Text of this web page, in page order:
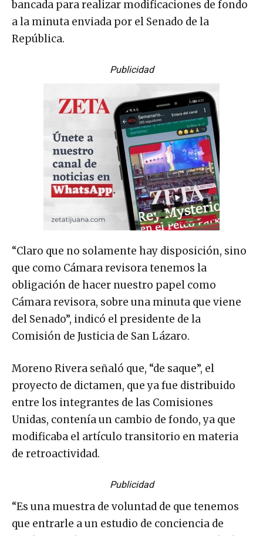
bancada para realizar modificaciones de fondo
a la minuta enviada por el Senado de la
República.
Publicidad
“Claro que no solamente hay disposición, sino
que como Cámara revisora tenemos la
obligación de hacer nuestro papel como
Cámara revisora, sobre una minuta que viene
del Senado”, indicó el presidente de la
Comisión de Justicia de San Lázaro.
Moreno Rivera señaló que, “de saque”, el
proyecto de dictamen, que ya fue distribuido
entre los integrantes de las Comisiones
Unidas, contenía un cambio de fondo, ya que
modificaba el artículo transitorio en materia
de retroactividad.
Publicidad
“Es una muestra de voluntad de que tenemos
que entrarle a un estudio de conciencia de